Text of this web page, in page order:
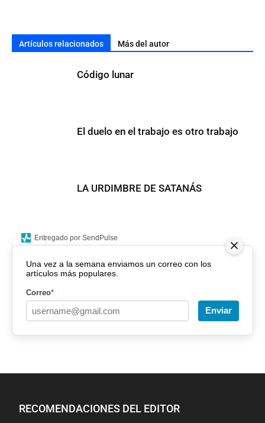
Artículos relacionados Más del autor
Código lunar
El duelo en el trabajo es otro trabajo
LA URDIMBRE DE SATANÁS
Una vez a la semana enviamos un correo con los
artículos más populares.
Correo*
Enviar
Entregado por SendPulse
RECOMENDACIONES DEL EDITOR